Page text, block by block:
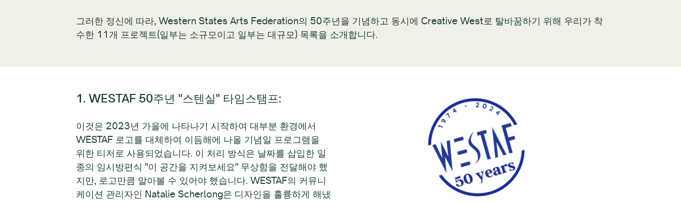
그러한 정신에 따라, Western States Arts Federation의 50주년을 기념하고 동시에 Creative West로 탈바꿈하기 위해 우리가 착
수한 11개 프로젝트(일부는 소규모이고 일부는 대규모) 목록을 소개합니다.
1. WESTAF 50주년 "스텐실" 타임스탬프:
이것은 2023년 가을에 나타나기 시작하여 대부분 환경에서
WESTAF 로고를 대체하여 이듬해에 나올 기념일 프로그램을
위한 티저로 사용되었습니다. 이 처리 방식은 날짜를 삽입한 일
종의 임시방편식 "이 공간을 지켜보세요" 무상함을 전달해야 했
지만, 로고만큼 알아볼 수 있어야 했습니다. WESTAF의 커뮤니
케이션 관리자인 Natalie Scherlong은 디자인을 훌륭하게 해냈